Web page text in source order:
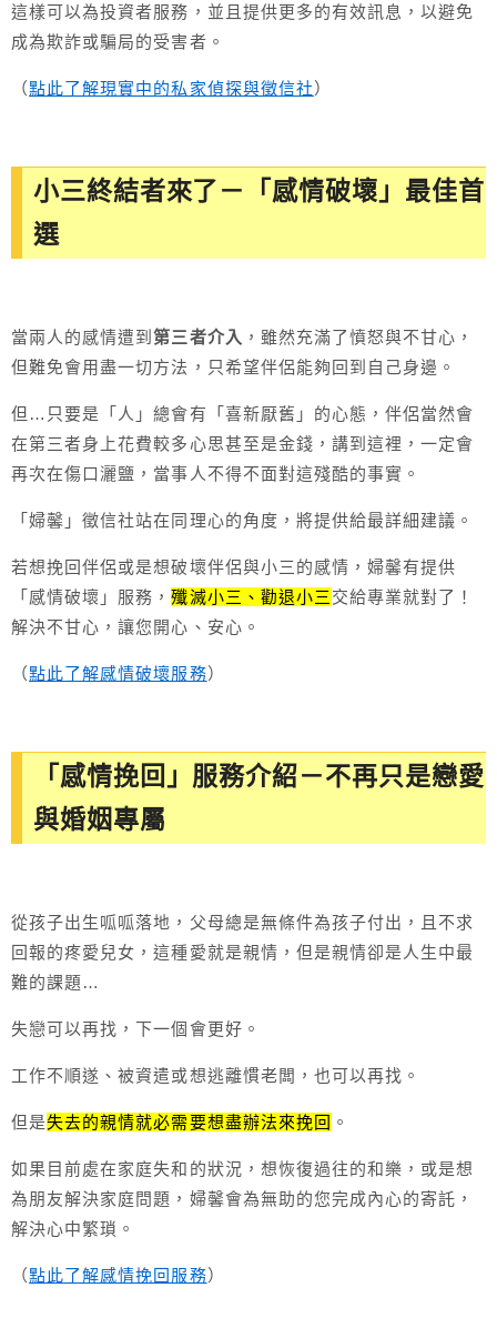
這樣可以為投資者服務，並且提供更多的有效訊息，以避免
成為欺詐或騙局的受害者。
（點此了解現實中的私家偵探與徵信社）
小三終結者來了－「感情破壞」最佳首
選
當兩人的感情遭到第三者介入 ，雖然充滿了憤怒與不甘心，
但難免會用盡一切方法，只希望伴侶能夠回到自己身邊。
但…只要是「人」總會有「喜新厭舊」的心態，伴侶當然會
在第三者身上花費較多心思甚至是金錢，講到這裡，一定會
再次在傷口灑鹽，當事人不得不面對這殘酷的事實。
「婦馨」徵信社站在同理心的角度，將提供給最詳細建議。
若想挽回伴侶或是想破壞伴侶與小三的感情，婦馨有提供
「感情破壞」服務，殲滅小三、勸退小三交給專業就對了！
解決不甘心，讓您開心、安心。
（點此了解感情破壞服務）
「感情挽回」服務介紹－不再只是戀愛
與婚姻專屬
從孩子出生呱呱落地，父母總是無條件為孩子付出，且不求
回報的疼愛兒女，這種愛就是親情，但是親情卻是人生中最
難的課題…
失戀可以再找，下一個會更好。
工作不順遂、被資遣或想逃離慣老闆，也可以再找。
但是失去的親情就必需要想盡辦法來挽回 。
如果目前處在家庭失和的狀況，想恢復過往的和樂，或是想
為朋友解決家庭問題，婦馨會為無助的您完成內心的寄託，
解決心中繁瑣。
（點此了解感情挽回服務）